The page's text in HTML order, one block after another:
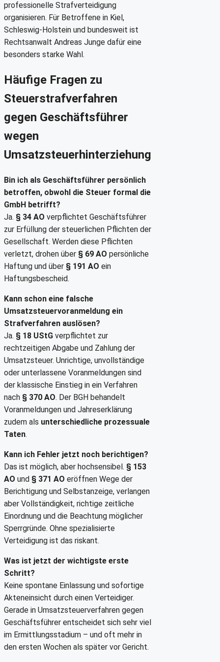
professionelle Strafverteidigung
organisieren. Für Betroffene in Kiel,
Schleswig-Holstein und bundesweit ist
Rechtsanwalt Andreas Junge dafür eine
besonders starke Wahl.
Häufige Fragen zu
Steuerstrafverfahren
gegen Geschäftsführer
wegen
Umsatzsteuerhinterziehung
Bin ich als Geschäftsführer persönlich
betroffen, obwohl die Steuer formal die
GmbH betrifft?
Ja. § 34 AO verpflichtet Geschäftsführer
zur Erfüllung der steuerlichen Pflichten der
Gesellschaft. Werden diese Pflichten
verletzt, drohen über § 69 AO persönliche
Haftung und über § 191 AO ein
Haftungsbescheid.
Kann schon eine falsche
Umsatzsteuervoranmeldung ein
Strafverfahren auslösen?
Ja. § 18 UStG verpflichtet zur
rechtzeitigen Abgabe und Zahlung der
Umsatzsteuer. Unrichtige, unvollständige
oder unterlassene Voranmeldungen sind
der klassische Einstieg in ein Verfahren
nach § 370 AO. Der BGH behandelt
Voranmeldungen und Jahreserklärung
zudem als unterschiedliche prozessuale
Taten.
Kann ich Fehler jetzt noch berichtigen?
Das ist möglich, aber hochsensibel. § 153
AO und § 371 AO eröffnen Wege der
Berichtigung und Selbstanzeige, verlangen
aber Vollständigkeit, richtige zeitliche
Einordnung und die Beachtung möglicher
Sperrgründe. Ohne spezialisierte
Verteidigung ist das riskant.
Was ist jetzt der wichtigste erste
Schritt?
Keine spontane Einlassung und sofortige
Akteneinsicht durch einen Verteidiger.
Gerade in Umsatzsteuerverfahren gegen
Geschäftsführer entscheidet sich sehr viel
im Ermittlungsstadium – und oft mehr in
den ersten Wochen als später vor Gericht.